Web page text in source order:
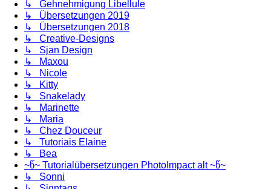
↳ Gehnehmigung Libellule
↳ Übersetzungen 2019
↳ Übersetzungen 2018
↳ Creative-Designs
↳ Sjan Design
↳ Maxou
↳ Nicole
↳ Kitty
↳ Snakelady
↳ Marinette
↳ Maria
↳ Chez Douceur
↳ Tutoriais Elaine
↳ Bea
~წ~ Tutorialübersetzungen PhotoImpact alt ~წ~
↳ Sonni